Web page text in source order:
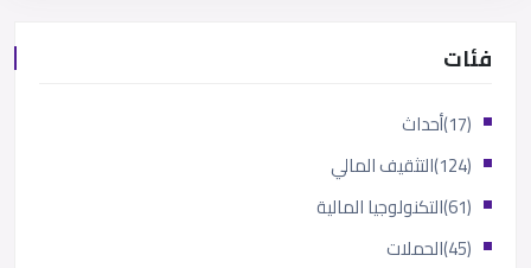
فئات
أحداث
(17)
التثقيف المالي
(124)
التكنولوجيا المالية
(61)
الحملات
(45)